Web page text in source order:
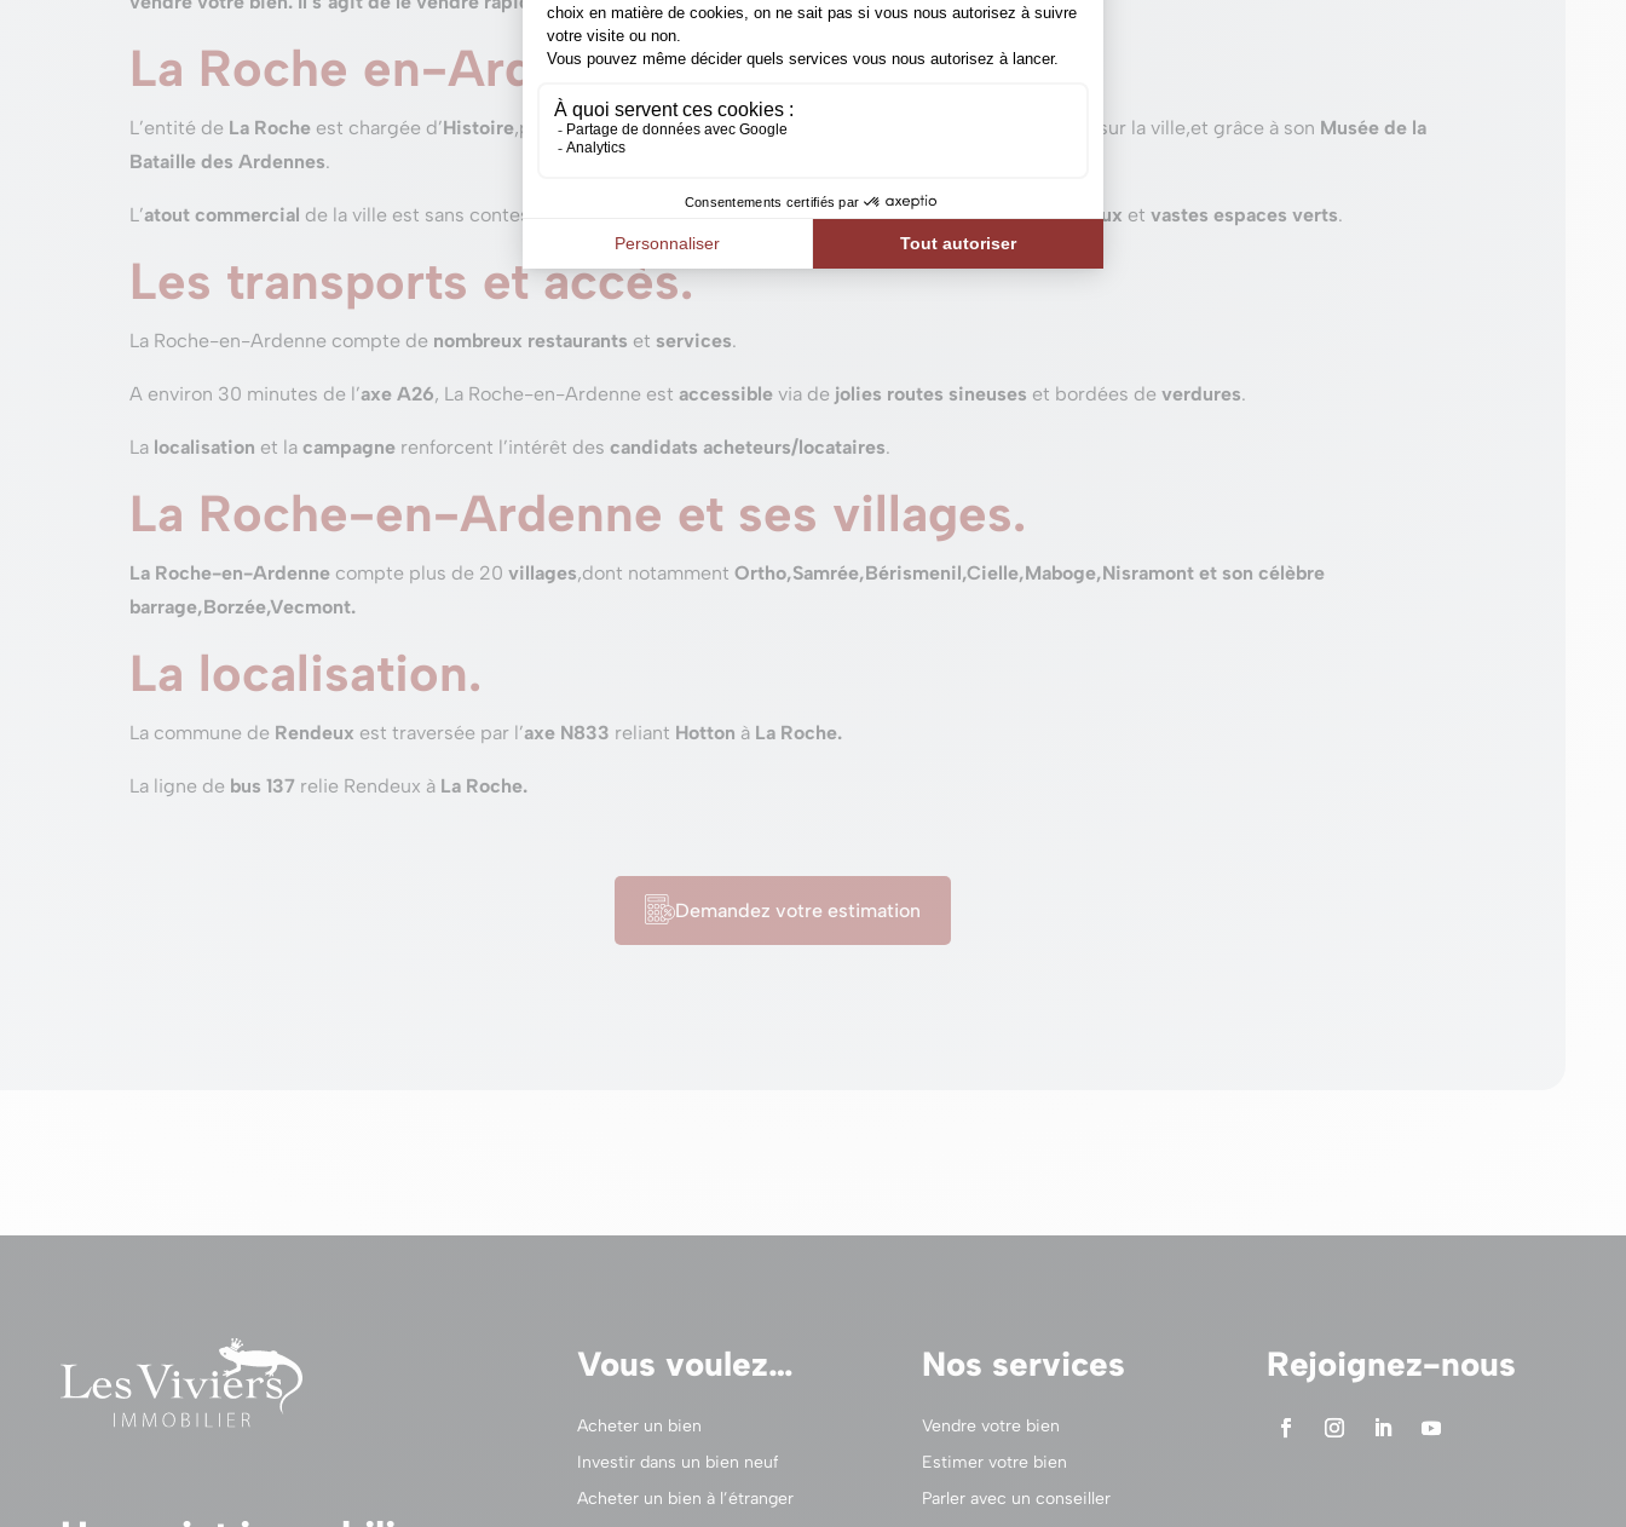
La Roche en-Ardenne et l’Histoire.
L’entité de La Roche est chargée d’Histoire,présente grâce à sonchâteau féodal sur la ville,et grâce à son Musée de la
Bataille des Ardennes.
L’atout commercial de la ville est sans conteste la dans laVallée de l’Ourthe,contenant denombreux et vastes espaces verts.
Les transports et accès.
La Roche-en-Ardenne compte de nombreux restaurants et services.
A environ 30 minutes de l’axe A26, La Roche-en-Ardenne est accessible via de jolies routes sineuses et bordées de verdures.
La localisation et la campagne renforcent l’intérêt des candidats acheteurs/locataires.
La Roche-en-Ardenne et ses villages.
La Roche-en-Ardenne compte plus de 20 villages,dont notamment Ortho,Samrée,Bérismenil,Cielle,Maboge,Nisramont et son célèbre
barrage,Borzée,Vecmont.
La localisation.
La commune de Rendeux est traversée par l’axe N833 reliant Hotton à La Roche.
La ligne de bus 137 relie Rendeux à La Roche.
Demandez votre estimation
Vous voulez…
Acheter un bien
Investir dans un bien neuf
Acheter un bien à l’étranger
Nos services
Vendre votre bien
Estimer votre bien
Parler avec un conseiller
Rejoignez-nous